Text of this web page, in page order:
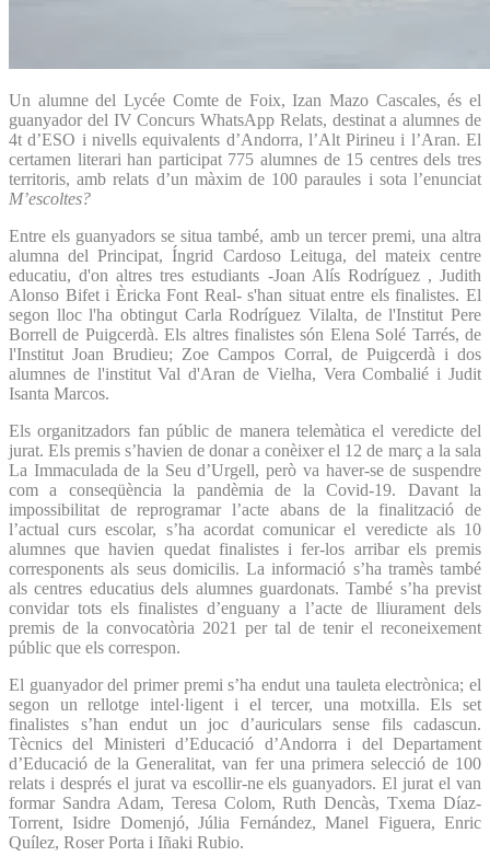
Un alumne del Lycée Comte de Foix, Izan Mazo Cascales, és el
guanyador del IV Concurs WhatsApp Relats, destinat a alumnes de
4t d’ESO i nivells equivalents d’Andorra, l’Alt Pirineu i l’Aran. El
certamen literari han participat 775 alumnes de 15 centres dels tres
territoris, amb relats d’un màxim de 100 paraules i sota l’enunciat
M’escoltes?
Entre els guanyadors se situa també, amb un tercer premi, una altra
alumna del Principat, Íngrid Cardoso Leituga, del mateix centre
educatiu, d'on altres tres estudiants -Joan Alís Rodríguez , Judith
Alonso Bifet i Èricka Font Real- s'han situat entre els finalistes. El
segon lloc l'ha obtingut Carla Rodríguez Vilalta, de l'Institut Pere
Borrell de Puigcerdà. Els altres finalistes són Elena Solé Tarrés, de
l'Institut Joan Brudieu; Zoe Campos Corral, de Puigcerdà i dos
alumnes de l'institut Val d'Aran de Vielha, Vera Combalié i Judit
Isanta Marcos.
Els organitzadors fan públic de manera telemàtica el veredicte del
jurat. Els premis s’havien de donar a conèixer el 12 de març a la sala
La Immaculada de la Seu d’Urgell, però va haver-se de suspendre
com a conseqüència la pandèmia de la Covid-19. Davant la
impossibilitat de reprogramar l’acte abans de la finalització de
l’actual curs escolar, s’ha acordat comunicar el veredicte als 10
alumnes que havien quedat finalistes i fer-los arribar els premis
corresponents als seus domicilis. La informació s’ha tramès també
als centres educatius dels alumnes guardonats. També s’ha previst
convidar tots els finalistes d’enguany a l’acte de lliurament dels
premis de la convocatòria 2021 per tal de tenir el reconeixement
públic que els correspon.
El guanyador del primer premi s’ha endut una tauleta electrònica; el
segon un rellotge intel·ligent i el tercer, una motxilla. Els set
finalistes s’han endut un joc d’auriculars sense fils cadascun.
Tècnics del Ministeri d’Educació d’Andorra i del Departament
d’Educació de la Generalitat, van fer una primera selecció de 100
relats i després el jurat va escollir-ne els guanyadors. El jurat el van
formar Sandra Adam, Teresa Colom, Ruth Dencàs, Txema Díaz-
Torrent, Isidre Domenjó, Júlia Fernández, Manel Figuera, Enric
Quílez, Roser Porta i Iñaki Rubio.